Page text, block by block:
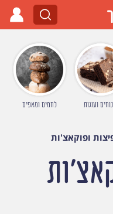
ועוגות לחמים ומאפים
ופוקאצ'ות